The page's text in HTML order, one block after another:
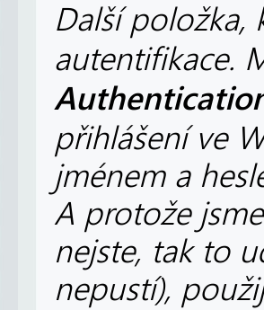
Další položka,
autentifikace.
přihlášení ve
jménem a
A protože
nejste, tak to
nepustí),